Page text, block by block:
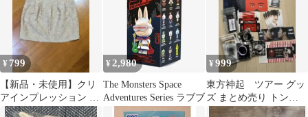
¥ 799
【新品・未使用】クリ
アインプレッション ジ
ャガード柄ミニスカー
¥ 2,980
The Monsters Space
Adventures Series ラブブ
¥999
東方神起 ツアー グッ
ズ まとめ売り トン
TVXQ! ブレスレット